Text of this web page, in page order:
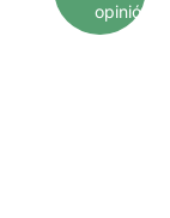
opinió